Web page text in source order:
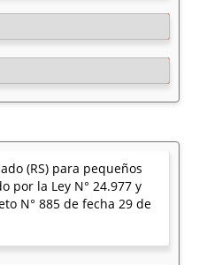
(RS) para pequeños
por la Ley N° 24.977 y
N° 885 de fecha 29 de